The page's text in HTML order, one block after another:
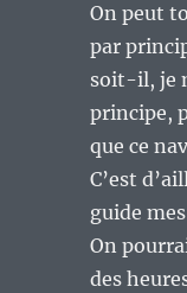
On peut
par
soit-il, je
principe,
que ce
C’est
guide
On
des